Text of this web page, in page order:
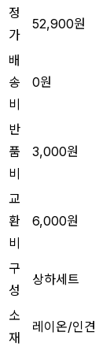
정
가
52,900원
배
송
비
0원
반
품
비
3,000원
교
환
비
6,000원
구
성
상하세트
소
재
레이온/인견